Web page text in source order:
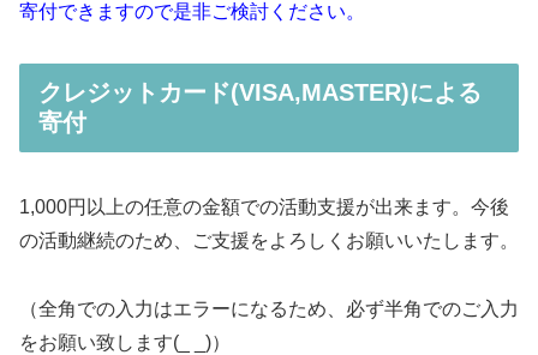
寄付できますので是非ご検討ください。
クレジットカード(VISA,MASTER)による
寄付
1,000円以上の任意の金額での活動支援が出来ます。今後
の活動継続のため、ご支援をよろしくお願いいたします。
（全角での入力はエラーになるため、必ず半角でのご入力
をお願い致します(_ _)）